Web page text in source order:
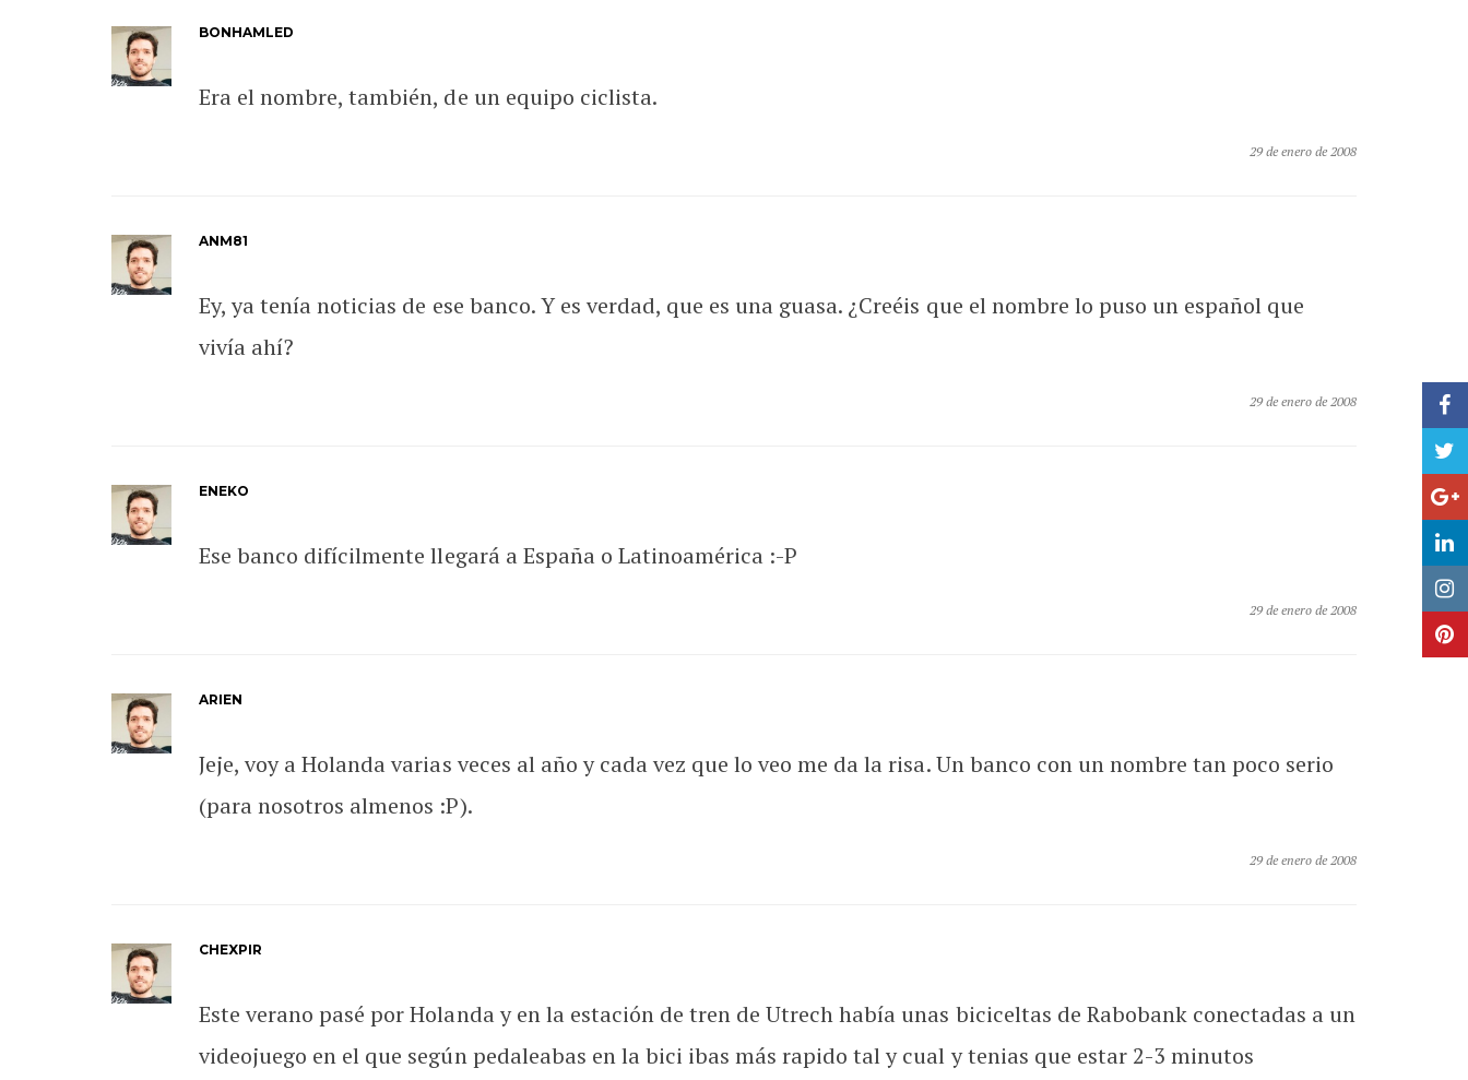
BONHAMLED
Era el nombre, también, de un equipo ciclista.
29 de enero de 2008
ANM81
Ey, ya tenía noticias de ese banco. Y es verdad, que es una guasa. ¿Creéis que el nombre lo puso un español que
vivía ahí?
29 de enero de 2008
ENEKO
Ese banco difícilmente llegará a España o Latinoamérica :-P
29 de enero de 2008
ARIEN
Jeje, voy a Holanda varias veces al año y cada vez que lo veo me da la risa. Un banco con un nombre tan poco serio
(para nosotros almenos :P).
29 de enero de 2008
CHEXPIR
Este verano pasé por Holanda y en la estación de tren de Utrech había unas biciceltas de Rabobank conectadas a un
videojuego en el que según pedaleabas en la bici ibas más rapido tal y cual y tenias que estar 2-3 minutos